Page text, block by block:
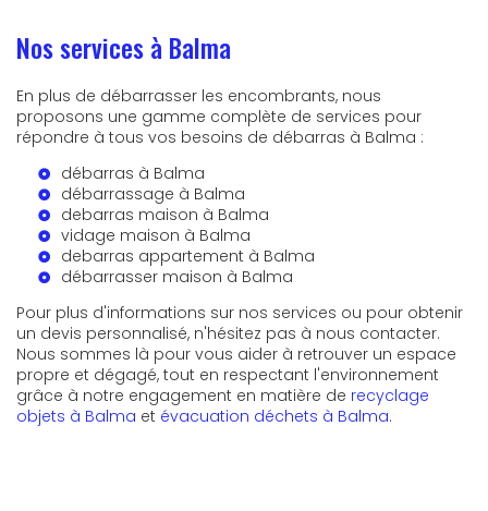
Nos services à Balma
En plus de débarrasser les encombrants, nous
proposons une gamme complète de services pour
répondre à tous vos besoins de débarras à Balma :
débarras à Balma
débarrassage à Balma
debarras maison à Balma
vidage maison à Balma
debarras appartement à Balma
débarrasser maison à Balma
Pour plus d'informations sur nos services ou pour obtenir
un devis personnalisé, n'hésitez pas à nous contacter.
Nous sommes là pour vous aider à retrouver un espace
propre et dégagé, tout en respectant l'environnement
grâce à notre engagement en matière de recyclage
objets à Balma et évacuation déchets à Balma.